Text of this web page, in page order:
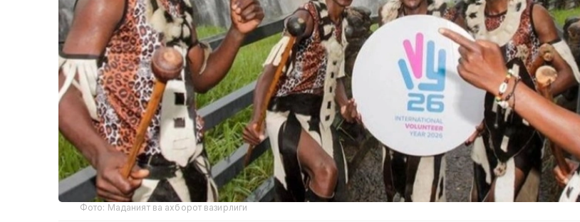
Фото: Маданият ва ахборот вазирлиги